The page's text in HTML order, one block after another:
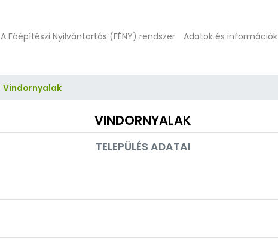
A Főépítészi Nyilvántartás (FÉNY) rendszer Adatok és információk
Vindornyalak
VINDORNYALAK
TELEPÜLÉS ADATAI